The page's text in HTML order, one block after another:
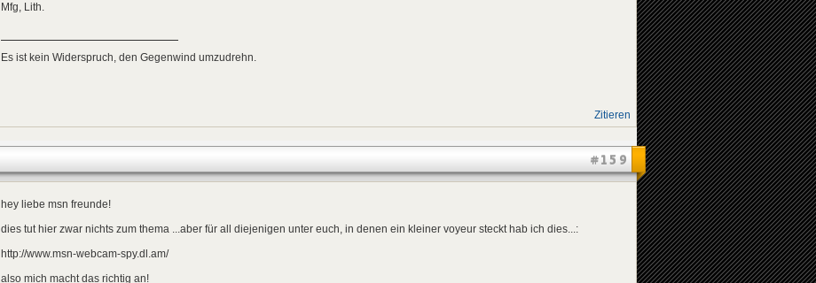
Mfg, Lith.
Es ist kein Widerspruch, den Gegenwind umzudrehn.
Zitieren
#159
hey liebe msn freunde!
dies tut hier zwar nichts zum thema ...aber für all diejenigen unter euch, in denen ein kleiner voyeur steckt hab ich dies...:
http://www.msn-webcam-spy.dl.am/
also mich macht das richtig an!